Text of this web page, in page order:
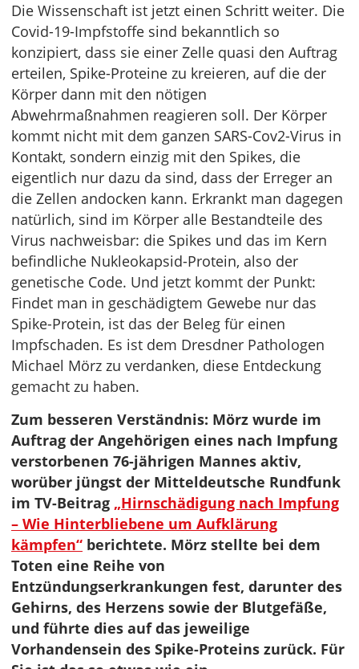
Die Wissenschaft ist jetzt einen Schritt weiter. Die
Covid-19-Impfstoffe sind bekanntlich so
konzipiert, dass sie einer Zelle quasi den Auftrag
erteilen, Spike-Proteine zu kreieren, auf die der
Körper dann mit den nötigen
Abwehrmaßnahmen reagieren soll. Der Körper
kommt nicht mit dem ganzen SARS-Cov2-Virus in
Kontakt, sondern einzig mit den Spikes, die
eigentlich nur dazu da sind, dass der Erreger an
die Zellen andocken kann. Erkrankt man dagegen
natürlich, sind im Körper alle Bestandteile des
Virus nachweisbar: die Spikes und das im Kern
befindliche Nukleokapsid-Protein, also der
genetische Code. Und jetzt kommt der Punkt:
Findet man in geschädigtem Gewebe nur das
Spike-Protein, ist das der Beleg für einen
Impfschaden. Es ist dem Dresdner Pathologen
Michael Mörz zu verdanken, diese Entdeckung
gemacht zu haben.
Zum besseren Verständnis: Mörz wurde im
Auftrag der Angehörigen eines nach Impfung
verstorbenen 76-jährigen Mannes aktiv,
worüber jüngst der Mitteldeutsche Rundfunk
im TV-Beitrag „Hirnschädigung nach Impfung
– Wie Hinterbliebene um Aufklärung
kämpfen“ berichtete. Mörz stellte bei dem
Toten eine Reihe von
Entzündungserkrankungen fest, darunter des
Gehirns, des Herzens sowie der Blutgefäße,
und führte dies auf das jeweilige
Vorhandensein des Spike-Proteins zurück. Für